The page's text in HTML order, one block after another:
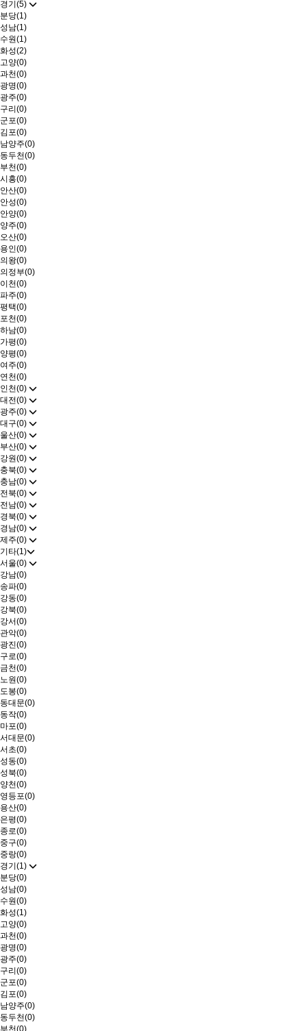
경기(5)
분당(1)
성남(1)
수원(1)
화성(2)
고양(0)
과천(0)
광명(0)
광주(0)
구리(0)
군포(0)
김포(0)
남양주(0)
동두천(0)
부천(0)
시흥(0)
안산(0)
안성(0)
안양(0)
양주(0)
오산(0)
용인(0)
의왕(0)
의정부(0)
이천(0)
파주(0)
평택(0)
포천(0)
하남(0)
가평(0)
양평(0)
여주(0)
연천(0)
인천(0)
대전(0)
광주(0)
대구(0)
울산(0)
부산(0)
강원(0)
충북(0)
충남(0)
전북(0)
전남(0)
경북(0)
경남(0)
제주(0)
기타(1)
서울(0)
강남(0)
송파(0)
강동(0)
강북(0)
강서(0)
관악(0)
광진(0)
구로(0)
금천(0)
노원(0)
도봉(0)
동대문(0)
동작(0)
마포(0)
서대문(0)
서초(0)
성동(0)
성북(0)
양천(0)
영등포(0)
용산(0)
은평(0)
종로(0)
중구(0)
중랑(0)
경기(1)
분당(0)
성남(0)
수원(0)
화성(1)
고양(0)
과천(0)
광명(0)
광주(0)
구리(0)
군포(0)
김포(0)
남양주(0)
동두천(0)
부천(0)